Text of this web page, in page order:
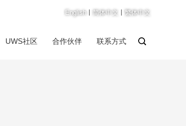
English 简体中文 繁体中文
UWS社区 合作伙伴 联系方式